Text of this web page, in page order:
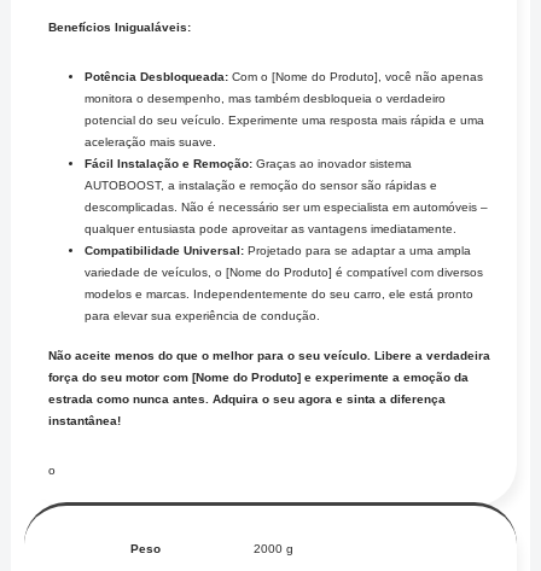
Benefícios Inigualáveis:
Potência Desbloqueada: Com o [Nome do Produto], você não apenas
monitora o desempenho, mas também desbloqueia o verdadeiro
potencial do seu veículo. Experimente uma resposta mais rápida e uma
aceleração mais suave.
Fácil Instalação e Remoção: Graças ao inovador sistema
AUTOBOOST, a instalação e remoção do sensor são rápidas e
descomplicadas. Não é necessário ser um especialista em automóveis –
qualquer entusiasta pode aproveitar as vantagens imediatamente.
Compatibilidade Universal: Projetado para se adaptar a uma ampla
variedade de veículos, o [Nome do Produto] é compatível com diversos
modelos e marcas. Independentemente do seu carro, ele está pronto
para elevar sua experiência de condução.
Não aceite menos do que o melhor para o seu veículo. Libere a verdadeira
força do seu motor com [Nome do Produto] e experimente a emoção da
estrada como nunca antes. Adquira o seu agora e sinta a diferença
instantânea!
o
Peso 2000 g